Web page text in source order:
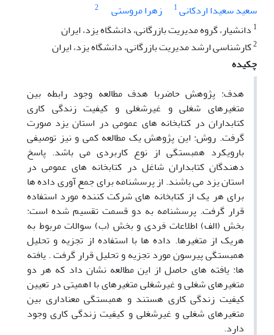
سعید سعیدا اردکانی1 زهرا مروستی
2
1 دانشیار، گروه مدیریت بازرگانی، دانشگاه یزد، ایران
2کارشناسی ارشد مدیریت بازرگانی، دانشگاه یزد، ایران
چکیده
هدف: پژوهش حاضربا هدف مطالعه وجود رابطه بین
متغیرهای شغلی و غیرشغلی و کیفیت زندگی کاری
کتابداران در کتابخانه های عمومی در استان یزد صورت
گرفت. روش: این پژوهش یک مطالعه کمی و نیز توصیفی
بارویکرد همبستگی از نوع کاربردی می باشد. پاسخ
دهندگان کتابداران شاغل در کتابخانه های عمومی در
استان یزد می باشند. از پرسشنامه برای جمع آوری داده ها
برای هر یک از کتابخانه های شرکت کننده مورد استفاده
قرار گرفت. پرسشنامه به دو قسمت تقسیم شده است:
بخش (الف) اطلاعات فردی و بخش (ب) سوالات مربوط به
هریک از متغیرها. داده ها با استفاده از تجزیه و تحلیل
همبستگی پیرسون مورد تجزیه و تحلیل قرار گرفت . یافته
ها: یافته های حاصل از این مطالعه نشان داد که هر دو
متغیرهای شغلی و غیرشغلی متغیرهای با اهمیتی در تعیین
کیفیت زندگی کاری هستند و همبستگی معناداری بین
متغیرهای شغلی و غیرشغلی و کیفیت زندگی کاری وجود
دارد.